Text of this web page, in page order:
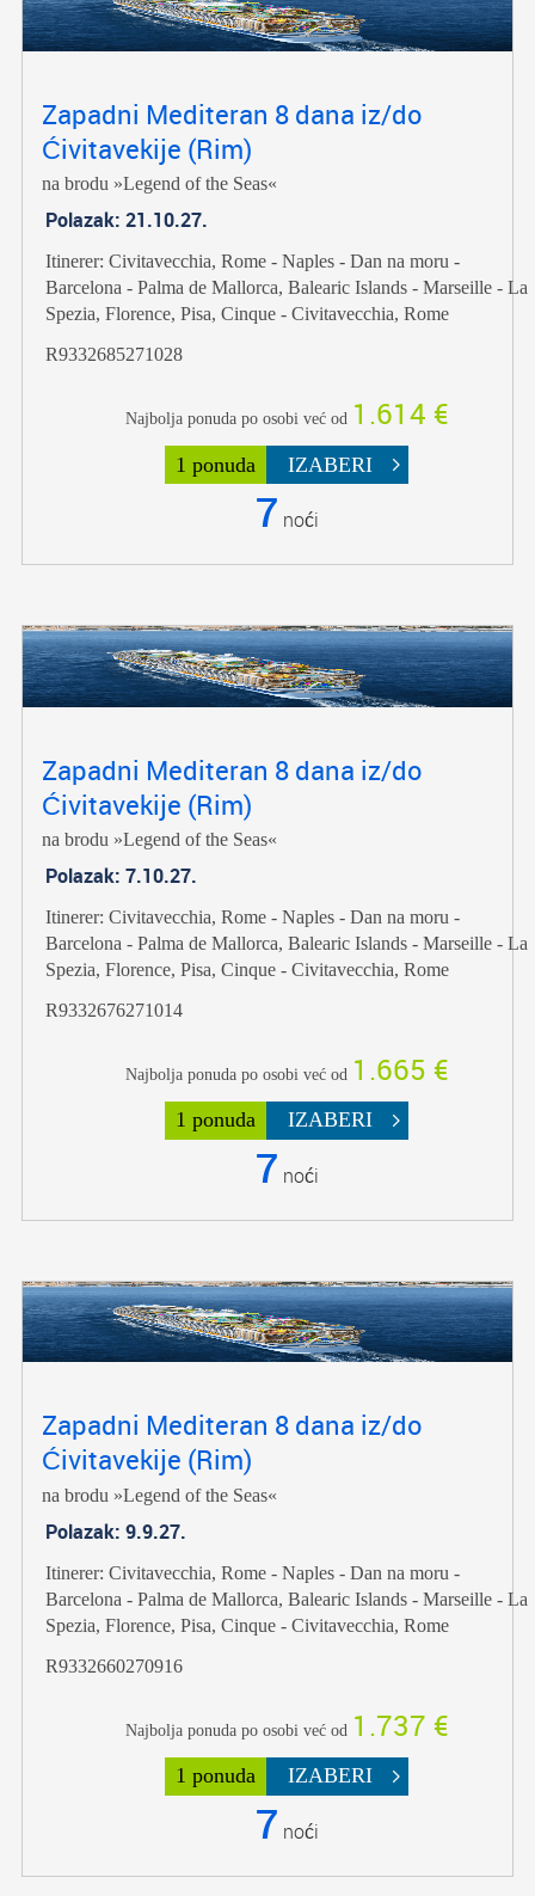
7 noći
Zapadni Mediteran 8 dana iz/do
Ćivitavekije (Rim)
na brodu »Legend of the Seas«
Polazak: 21.10.27.
Itinerer: Civitavecchia, Rome - Naples - Dan na moru -
Barcelona - Palma de Mallorca, Balearic Islands - Marseille - La
Spezia, Florence, Pisa, Cinque - Civitavecchia, Rome
R9332685271028
Najbolja ponuda po osobi već od 1.614 €
1 ponuda IZABERI
7 noći
Zapadni Mediteran 8 dana iz/do
Ćivitavekije (Rim)
na brodu »Legend of the Seas«
Polazak: 7.10.27.
Itinerer: Civitavecchia, Rome - Naples - Dan na moru -
Barcelona - Palma de Mallorca, Balearic Islands - Marseille - La
Spezia, Florence, Pisa, Cinque - Civitavecchia, Rome
R9332676271014
Najbolja ponuda po osobi već od 1.665 €
1 ponuda IZABERI
7 noći
Zapadni Mediteran 8 dana iz/do
Ćivitavekije (Rim)
na brodu »Legend of the Seas«
Polazak: 9.9.27.
Itinerer: Civitavecchia, Rome - Naples - Dan na moru -
Barcelona - Palma de Mallorca, Balearic Islands - Marseille - La
Spezia, Florence, Pisa, Cinque - Civitavecchia, Rome
R9332660270916
Najbolja ponuda po osobi već od 1.737 €
1 ponuda IZABERI